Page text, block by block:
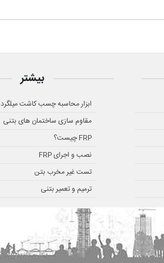
بیشتر
ابزار محاسبه چسب کاشت میلگرد
مقاوم سازی ساختمان های بتنی
FRP چیست؟
نصب و اجرای FRP
تست غیر مخرب بتن
ترمیم و تعمیر بتنی